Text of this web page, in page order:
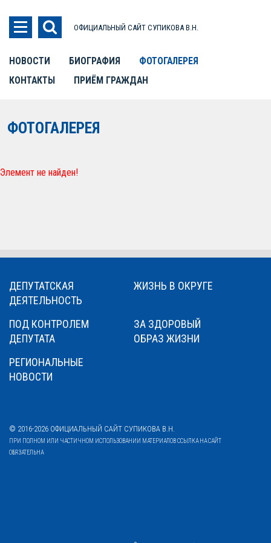
ОФИЦИАЛЬНЫЙ САЙТ СУПИКОВА В.Н.
НОВОСТИ БИОГРАФИЯ
ФОТОГАЛЕРЕЯ
КОНТАКТЫ
ПРИЁМ ГРАЖДАН
ФОТОГАЛЕРЕЯ
Элемент не найден!
ДЕПУТАТСКАЯ
ДЕЯТЕЛЬНОСТЬ
ЖИЗНЬ В ОКРУГЕ
ПОД КОНТРОЛЕМ
ДЕПУТАТА
ЗА ЗДОРОВЫЙ
ОБРАЗ ЖИЗНИ
РЕГИОНАЛЬНЫЕ
НОВОСТИ
© 2016-2026 ОФИЦИАЛЬНЫЙ САЙТ СУПИКОВА В.Н.
ПРИ ПОЛНОМ ИЛИ ЧАСТИЧНОМ ИСПОЛЬЗОВАНИИ МАТЕРИАЛОВ ССЫЛКА НА САЙТ
ОБЯЗАТЕЛЬНА